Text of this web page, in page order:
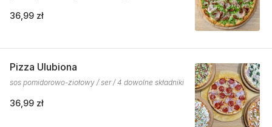
36,99 zł
Pizza Ulubiona
sos pomidorowo-ziołowy / ser / 4 dowolne składniki
36,99 zł